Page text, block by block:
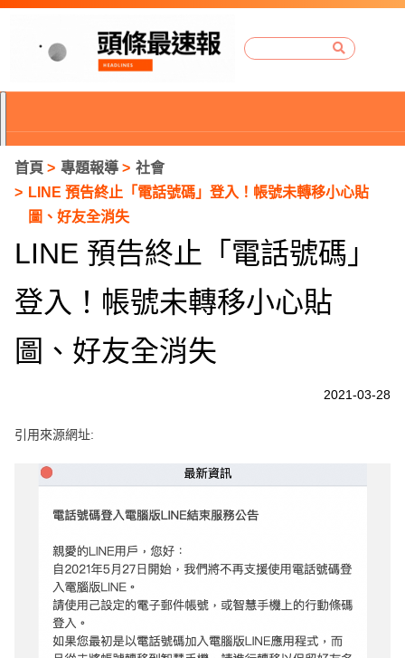
首頁 專題報導
社會
LINE 預告終止「電話號碼」登入！帳號未轉移小心貼
圖、好友全消失
LINE 預告終止「電話號碼」
登入！帳號未轉移小心貼
圖、好友全消失
2021-03-28
引用來源網址: